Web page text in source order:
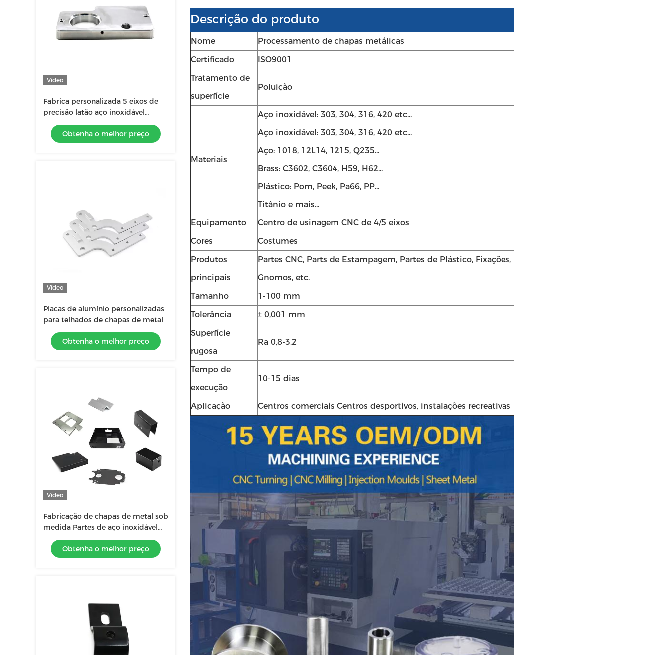
Deixe um recado
Ligaremos para você em breve!
Vídeo
Fabrica personalizada 5 eixos de
precisão latão aço inoxidável
alumínio CNC de torneamento de
peças de automóveis
Obtenha o melhor preço
Vídeo
Placas de alumínio personalizadas
para telhados de chapas de metal
Obtenha o melhor preço
Vídeo
Fabricação de chapas de metal sob
medida Partes de aço inoxidável
Processamento de chapas de
alumínioObtenha o melhor preço
Descrição do produto
Nome
Processamento de chapas metálicas
Certificado
ISO9001
Tratamento de
superfície
Poluição
Materiais
Aço inoxidável: 303, 304, 316, 420 etc...
Aço inoxidável: 303, 304, 316, 420 etc...
Aço: 1018, 12L14, 1215, Q235...
Brass: C3602, C3604, H59, H62...
Plástico: Pom, Peek, Pa66, PP...
Titânio e mais...
Equipamento
Centro de usinagem CNC de 4/5 eixos
Cores
Costumes
Produtos
principais
Partes CNC, Parts de Estampagem, Partes de Plástico, Fixações,
Gnomos, etc.
Tamanho
1-100 mm
Tolerância
± 0,001 mm
Superfície
rugosa
Ra 0,8-3.2
Tempo de
execução
10-15 dias
Aplicação Centros comerciais Centros desportivos, instalações recreativas